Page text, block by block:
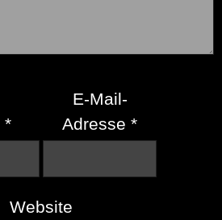
*
E-Mail-
Adresse*
Website